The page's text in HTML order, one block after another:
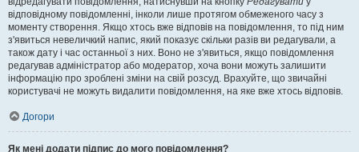
відповідному повідомленні, інколи лише протягом обмеженого часу з
моменту створення. Якщо хтось вже відповів на повідомлення, то під ним
з'явиться невеличкий напис, який показує скільки разів ви редагували, а
також дату і час останньої з них. Воно не з'явиться, якщо повідомлення
редагував адміністратор або модератор, хоча вони можуть залишити
інформацію про зроблені зміни на свій розсуд. Врахуйте, що звичайні
користувачі не можуть видалити повідомлення, на яке вже хтось відповів.
Догори
Як мені додати підпис до мого повідомлення?